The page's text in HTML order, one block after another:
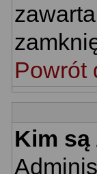
Powrót
Kim